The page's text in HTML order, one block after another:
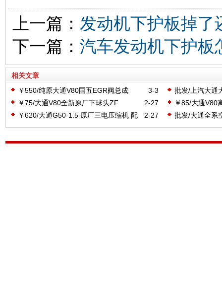
上一篇： 发动机下护板掉了
下一篇： 汽车发动机下护板
相关文章
3-3
￥550/纯原大通V80国五EGR阀总成
批发/上汽大通
2-27
￥75/大通V80全新原厂下球头ZF
C00003199
￥85/大通V80
2-27
￥620/大通G50-1.5 原厂三电压缩机 配
件号C00190930
批发/大通全系
号如图